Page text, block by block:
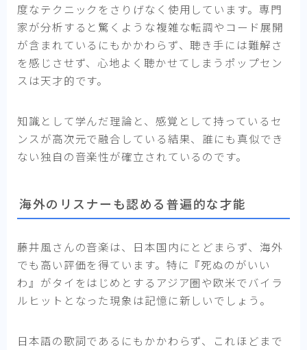
度なテクニックをさりげなく使用しています。専門
家が分析すると驚くような複雑な転調やコード展開
が含まれているにもかかわらず、聴き手には難解さ
を感じさせず、心地よく聴かせてしまうポップセン
スは天才的です。
知識として学んだ理論と、感覚として持っているセ
ンスが高次元で融合している結果、誰にも真似でき
ない独自の音楽性が確立されているのです。
海外のリスナーも認める普遍的な才能
藤井風さんの音楽は、日本国内にとどまらず、海外
でも高い評価を得ています。特に『死ぬのがいい
わ』がタイをはじめとするアジア圏や欧米でバイラ
ルヒットとなった現象は記憶に新しいでしょう。
日本語の歌詞であるにもかかわらず、これほどまで